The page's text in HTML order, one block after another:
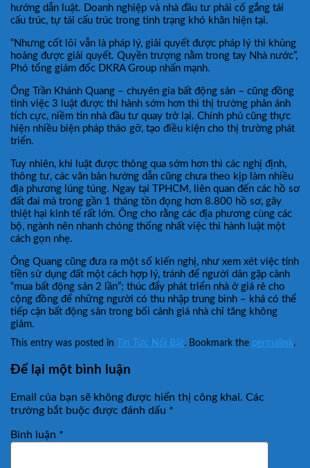
hướng dẫn luật. Doanh nghiệp và nhà đầu tư phải cố gắng tái
cấu trúc, tự tái cấu trúc trong tình trạng khó khăn hiện tại.
“Nhưng cốt lõi vẫn là pháp lý, giải quyết được pháp lý thì khủng
hoảng được giải quyết. Quyền trượng nằm trong tay Nhà nước”,
Phó tổng giám đốc DKRA Group nhấn mạnh.
Ông Trần Khánh Quang – chuyên gia bất động sản – cũng đồng
tình việc 3 luật được thi hành sớm hơn thì thị trường phản ánh
tích cực, niềm tin nhà đầu tư quay trở lại. Chính phủ cũng thực
hiện nhiều biện pháp tháo gỡ, tạo điều kiện cho thị trường phát
triển.
Tuy nhiên, khi luật được thông qua sớm hơn thì các nghị định,
thông tư, các văn bản hướng dẫn cũng chưa theo kịp làm nhiều
địa phương lúng túng. Ngay tại TPHCM, liên quan đến các hồ sơ
đất đai mà trong gần 1 tháng tồn đọng hơn 8.800 hồ sơ, gây
thiệt hại kinh tế rất lớn. Ông cho rằng các địa phương cùng các
bộ, ngành nên nhanh chóng thống nhất việc thi hành luật một
cách gọn nhẹ.
Ông Quang cũng đưa ra một số kiến nghị, như xem xét việc tính
tiền sử dụng đất một cách hợp lý, tránh để người dân gặp cảnh
“mua bất động sản 2 lần”; thúc đẩy phát triển nhà ở giá rẻ cho
cộng đồng để những người có thu nhập trung bình – khá có thể
tiếp cận bất động sản trong bối cảnh giá nhà chỉ tăng không
giảm.
This entry was posted in Tin Tức Nổi Bật. Bookmark the permalink.
Để lại một bình luận
Email của bạn sẽ không được hiển thị công khai. Các
trường bắt buộc được đánh dấu *
Bình luận *